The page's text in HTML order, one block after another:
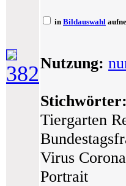
382
in Bildauswahl
Nutzung:
Stichwörter:
Tiergarten
Virus
Portrait